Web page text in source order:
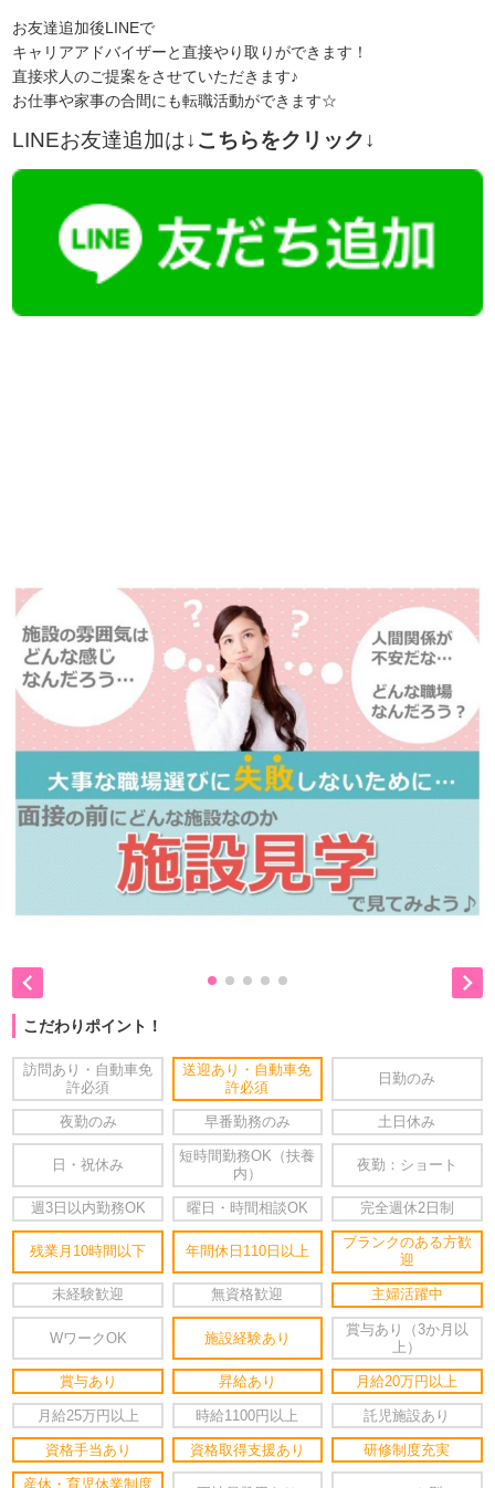
お友達追加後LINEで
キャリアアドバイザーと直接やり取りができます！
直接求人のご提案をさせていただきます♪
お仕事や家事の合間にも転職活動ができます☆
LINEお友達追加は↓こちらをクリック↓
 
こだわりポイント！
訪問あり・自動車免
許必須
送迎あり・自動車免
許必須
日勤のみ
夜勤のみ 早番勤務のみ 土日休み
日・祝休み
短時間勤務OK（扶養
内）
夜勤：ショート
週3日以内勤務OK 曜日・時間相談OK 完全週休2日制
残業月10時間以下 年間休日110日以上
ブランクのある方歓
迎
未経験歓迎 無資格歓迎 主婦活躍中
WワークOK 施設経験あり
賞与あり（3か月以
上）
賞与あり 昇給あり 月給20万円以上
月給25万円以上 時給1100円以上 託児施設あり
資格手当あり 資格取得支援あり 研修制度充実
産休・育児休業制度